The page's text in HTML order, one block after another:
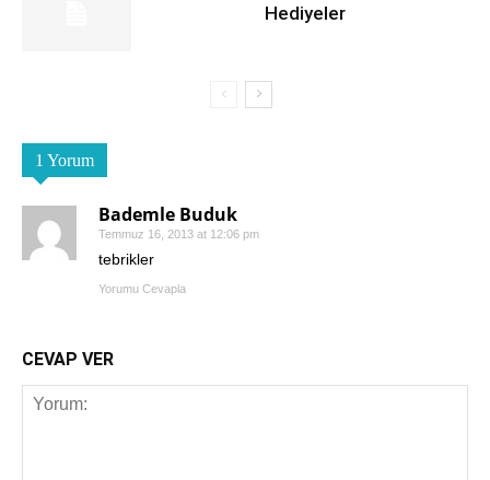
Hediyeler
1 Yorum
Bademle Buduk
Temmuz 16, 2013 at 12:06 pm
tebrikler
Yorumu Cevapla
CEVAP VER